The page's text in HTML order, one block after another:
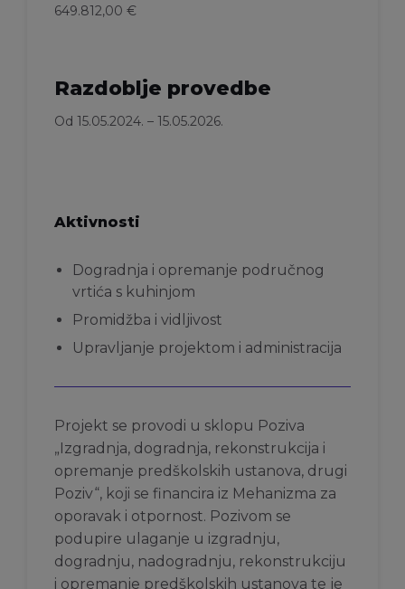
649.812,00 €
Razdoblje provedbe
Od 15.05.2024. – 15.05.2026.
Aktivnosti
Dogradnja i opremanje područnog
vrtića s kuhinjom
Promidžba i vidljivost
Upravljanje projektom i administracija
Projekt se provodi u sklopu Poziva
„Izgradnja, dogradnja, rekonstrukcija i
opremanje predškolskih ustanova, drugi
Poziv“, koji se financira iz Mehanizma za
oporavak i otpornost. Pozivom se
podupire ulaganje u izgradnju,
dogradnju, nadogradnju, rekonstrukciju
i opremanje predškolskih ustanova te je